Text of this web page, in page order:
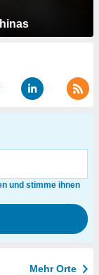
und stimme ihnen
Mehr Orte